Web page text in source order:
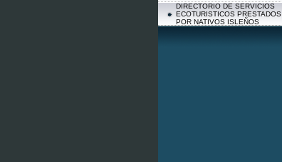
DIRECTORIO DE SERVICIOS
ECOTURISTICOS PRESTADOS
POR NATIVOS ISLEÑOS